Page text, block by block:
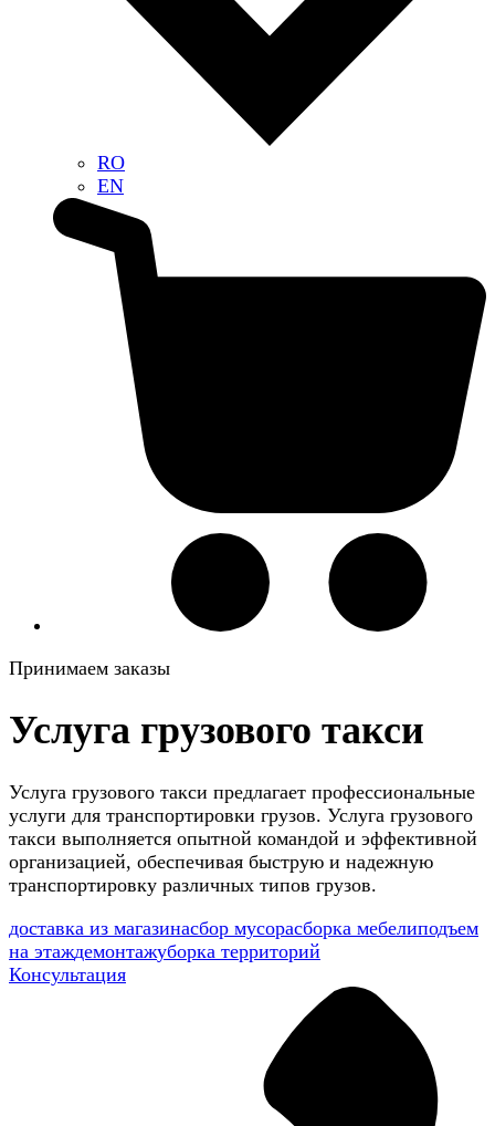
RO
EN
Принимаем заказы
Услуга грузового такси
Услуга грузового такси предлагает профессиональные
услуги для транспортировки грузов. Услуга грузового
такси выполняется опытной командой и эффективной
организацией, обеспечивая быструю и надежную
транспортировку различных типов грузов.
доставка из магазинасбор мусорасборка мебелиподъем
на этаждемонтажуборка территорий
Консультация